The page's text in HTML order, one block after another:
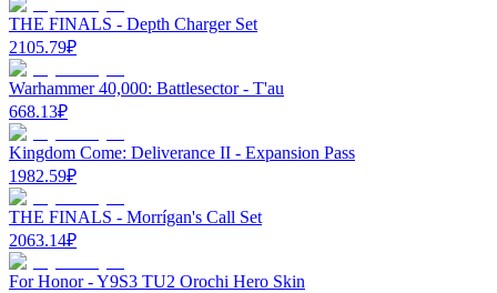
THE FINALS - Depth Charger Set
2105.79₽
Warhammer 40,000: Battlesector - T'au
668.13₽
Kingdom Come: Deliverance II - Expansion Pass
1982.59₽
THE FINALS - Morrígan's Call Set
2063.14₽
For Honor - Y9S3 TU2 Orochi Hero Skin